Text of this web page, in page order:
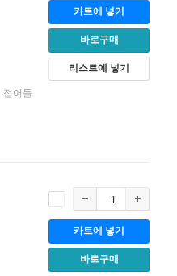
접어들
카트에 넣기
바로구매
리스트에 넣기
카트에 넣기
바로구매